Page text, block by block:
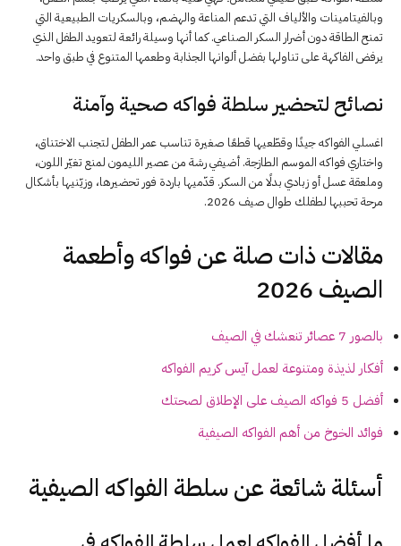
وبالفيتامينات والألياف التي تدعم المناعة والهضم، وبالسكريات الطبيعية التي
تمنح الطاقة دون أضرار السكر الصناعي. كما أنها وسيلة رائعة لتعويد الطفل الذي
يرفض الفاكهة على تناولها بفضل ألوانها الجذابة وطعمها المتنوع في طبق واحد.
نصائح لتحضير سلطة فواكه صحية وآمنة
اغسلي الفواكه جيدًا وقطّعيها قطعًا صغيرة تناسب عمر الطفل لتجنب الاختناق،
واختاري فواكه الموسم الطازجة. أضيفي رشة من عصير الليمون لمنع تغيّر اللون،
وملعقة عسل أو زبادي بدلًا من السكر. قدّميها باردة فور تحضيرها، وزيّنيها بأشكال
مرحة تحببها لطفلك طوال صيف 2026.
مقالات ذات صلة عن فواكه وأطعمة
الصيف 2026
بالصور 7 عصائر تنعشك في الصيف
أفكار لذيذة ومتنوعة لعمل آيس كريم الفواكه
أفضل 5 فواكه الصيف على الإطلاق لصحتك
فوائد الخوخ من أهم الفواكه الصيفية
أسئلة شائعة عن سلطة الفواكه الصيفية